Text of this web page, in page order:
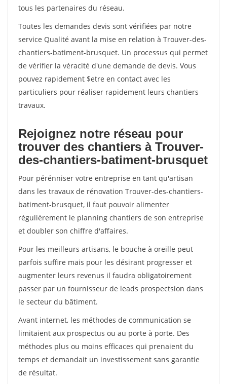
tous les partenaires du réseau.
Toutes les demandes devis sont vérifiées par notre
service Qualité avant la mise en relation à Trouver-des-
chantiers-batiment-brusquet. Un processus qui permet
de vérifier la véracité d'une demande de devis. Vous
pouvez rapidement $etre en contact avec les
particuliers pour réaliser rapidement leurs chantiers
travaux.
Rejoignez notre réseau pour
trouver des chantiers à Trouver-
des-chantiers-batiment-brusquet
Pour pérénniser votre entreprise en tant qu'artisan
dans les travaux de rénovation Trouver-des-chantiers-
batiment-brusquet, il faut pouvoir alimenter
régulièrement le planning chantiers de son entreprise
et doubler son chiffre d'affaires.
Pour les meilleurs artisans, le bouche à oreille peut
parfois suffire mais pour les désirant progresser et
augmenter leurs revenus il faudra obligatoirement
passer par un fournisseur de leads prospectsion dans
le secteur du bâtiment.
Avant internet, les méthodes de communication se
limitaient aux prospectus ou au porte à porte. Des
méthodes plus ou moins efficaces qui prenaient du
temps et demandait un investissement sans garantie
de résultat.